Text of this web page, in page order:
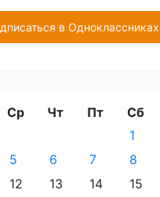
в Одноклассниках
Ср Чт Пт Сб
1
5 6 7 8
12 13 14 15